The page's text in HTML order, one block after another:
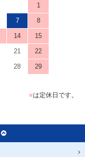
1
7 8
14 15
21 22
28 29
■は定休日です。